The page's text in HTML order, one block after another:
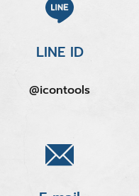
LINE ID
@icontools